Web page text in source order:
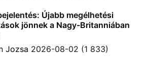
Újabb megélhetési
jönnek a Nagy-Britanniában
Jozsa 2026-08-02 (1 833)